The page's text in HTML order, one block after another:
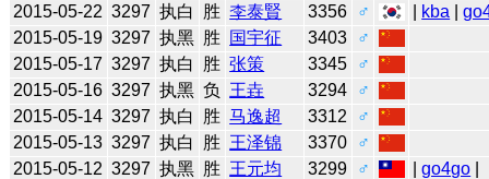
2015-05-22 3297 执白 胜 李泰賢 3356 ♂ kba |
2015-05-19 3297 执黑 胜 国宇征 3403
♂
2015-05-17 3297 执白 胜 张策 3345
♂
2015-05-16 3297 执黑 负 王垚 3294
♂
2015-05-14 3297 执白 胜 马逸超 3312
♂
2015-05-13 3297 执白 胜 王泽锦 3370
♂
2015-05-12 3297 执黑 胜 王元均 3299 ♂ |go4go